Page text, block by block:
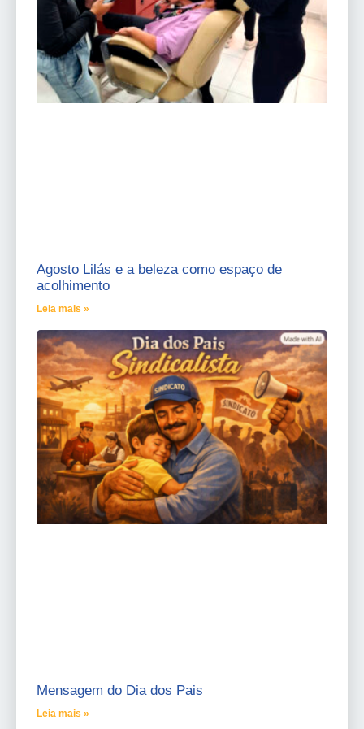
Agosto Lilás e a beleza como espaço de
acolhimento
Leia mais »
Mensagem do Dia dos Pais
Leia mais »